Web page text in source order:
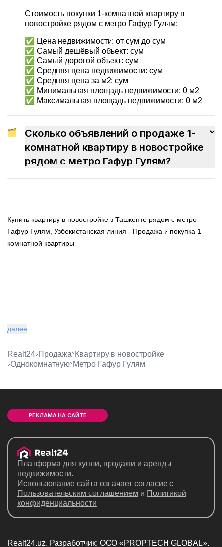
Стоимость покупки 1-комнатной квартиру в
новостройке рядом с метро Гафур Гулям:
✅ Цена недвижимости: от сум до сум
✅ Самый дешёвый объект: сум
✅ Самый дорогой объект: сум
✅ Средняя цена недвижимости: сум
✅ Средняя цена за м2: сум
✅ Минимальная площадь недвижимости: 0 м2
✅ Максимальная площадь недвижимости: 0 м2
🗂
Сколько объявлений о продаже 1-
комнатной квартиру в новостройке
рядом с метро Гафур Гулям?
Купить квартиру в новостройке в Ташкенте рядом с метро
Гафур Гулям, Узбекистанская линия - Продажа и покупка 1
комнатной квартиры
далее
Realt24 Продажа
квартиру в новостройке
однокомнатную
метро Гафур Гулям
РЕКЛАМА НА САЙТЕ
Платформа для купли, продажи и аренды
недвижимости.
Использование сайта означает согласие с
Пользовательским соглашением и Политикой
конфиденциальности
Realt24.uz. Разработчик: ООО «PROPTECH GLOBAL».